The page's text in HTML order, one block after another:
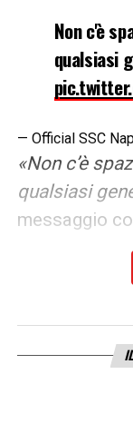
Non c'è
qualsiasi
— Official SSC
«Non c’è
qualsiasi
messaggio
LA